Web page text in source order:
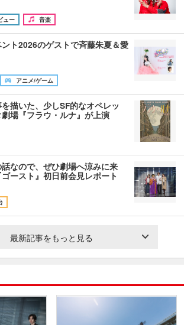
ュー 音楽
ト2026のゲストで斉藤朱夏＆愛
アニメ/ゲーム
描いた、少しSF的なオペレッ
場『フラウ・ルナ』が上演
なので、ぜひ劇場へ涼みに来
ースト』初日前会見レポート
最新記事をもっと見る